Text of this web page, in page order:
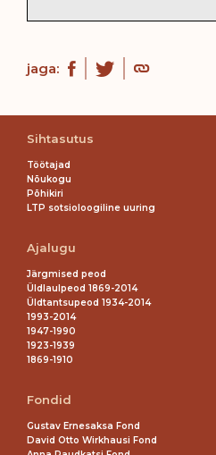
jaga:
Sihtasutus
Töötajad
Nõukogu
Põhikiri
LTP sotsioloogiline uuring
Ajalugu
Järgmised peod
Üldlaulpeod 1869-2014
Üldtantsupeod 1934-2014
1993-2014
1947-1990
1923-1939
1869-1910
Fondid
Gustav Ernesaksa Fond
David Otto Wirkhausi Fond